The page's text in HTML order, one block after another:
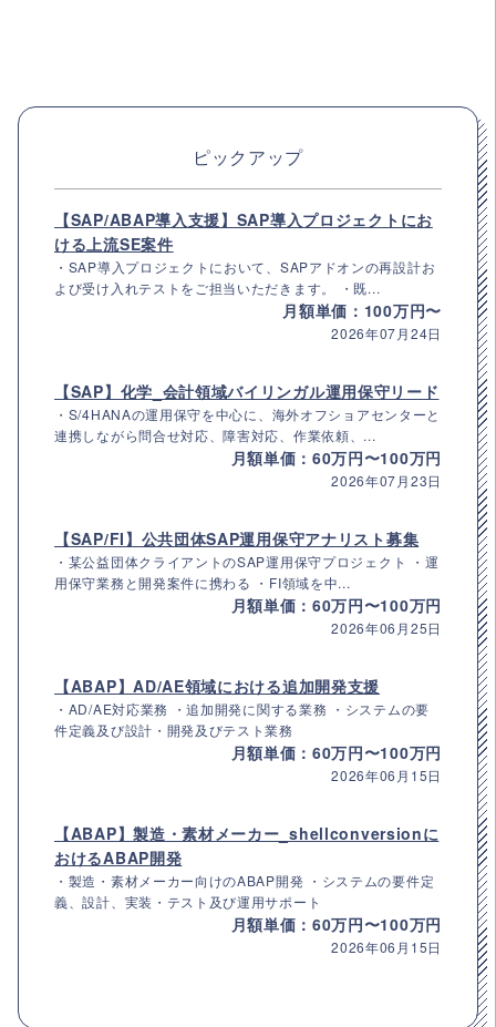
ピックアップ
【SAP/ABAP導入支援】SAP導入プロジェクトにお
ける上流SE案件
・SAP導入プロジェクトにおいて、SAPアドオンの再設計お
よび受け入れテストをご担当いただきます。 ・既...
月額単価：100万円〜
2026年07月24日
【SAP】化学_会計領域バイリンガル運用保守リード
・S/4HANAの運用保守を中心に、海外オフショアセンターと
連携しながら問合せ対応、障害対応、作業依頼、...
月額単価：60万円〜100万円
2026年07月23日
【SAP/FI】公共団体SAP運用保守アナリスト募集
・某公益団体クライアントのSAP運用保守プロジェクト ・運
用保守業務と開発案件に携わる ・FI領域を中...
月額単価：60万円〜100万円
2026年06月25日
【ABAP】AD/AE領域における追加開発支援
・AD/AE対応業務 ・追加開発に関する業務 ・システムの要
件定義及び設計・開発及びテスト業務
月額単価：60万円〜100万円
2026年06月15日
【ABAP】製造・素材メーカー_shellconversionに
おけるABAP開発
・製造・素材メーカー向けのABAP開発 ・システムの要件定
義、設計、実装・テスト及び運用サポート
月額単価：60万円〜100万円
2026年06月15日